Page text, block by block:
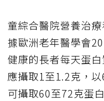
童綜合醫院營養治
據歐洲老年醫學會
健康的長者每天蛋
應攝取1至1.2克，
可攝取60至72克蛋